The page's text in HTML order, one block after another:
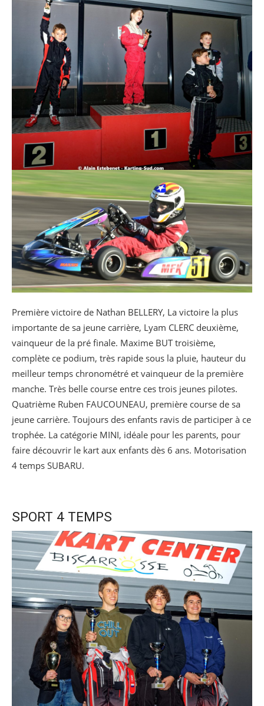
Première victoire de Nathan BELLERY, La victoire la plus
importante de sa jeune carrière, Lyam CLERC deuxième,
vainqueur de la pré finale. Maxime BUT troisième,
complète ce podium, très rapide sous la pluie, hauteur du
meilleur temps chronométré et vainqueur de la première
manche. Très belle course entre ces trois jeunes pilotes.
Quatrième Ruben FAUCOUNEAU, première course de sa
jeune carrière. Toujours des enfants ravis de participer à ce
trophée. La catégorie MINI, idéale pour les parents, pour
faire découvrir le kart aux enfants dès 6 ans. Motorisation
4 temps SUBARU.
SPORT 4 TEMPS